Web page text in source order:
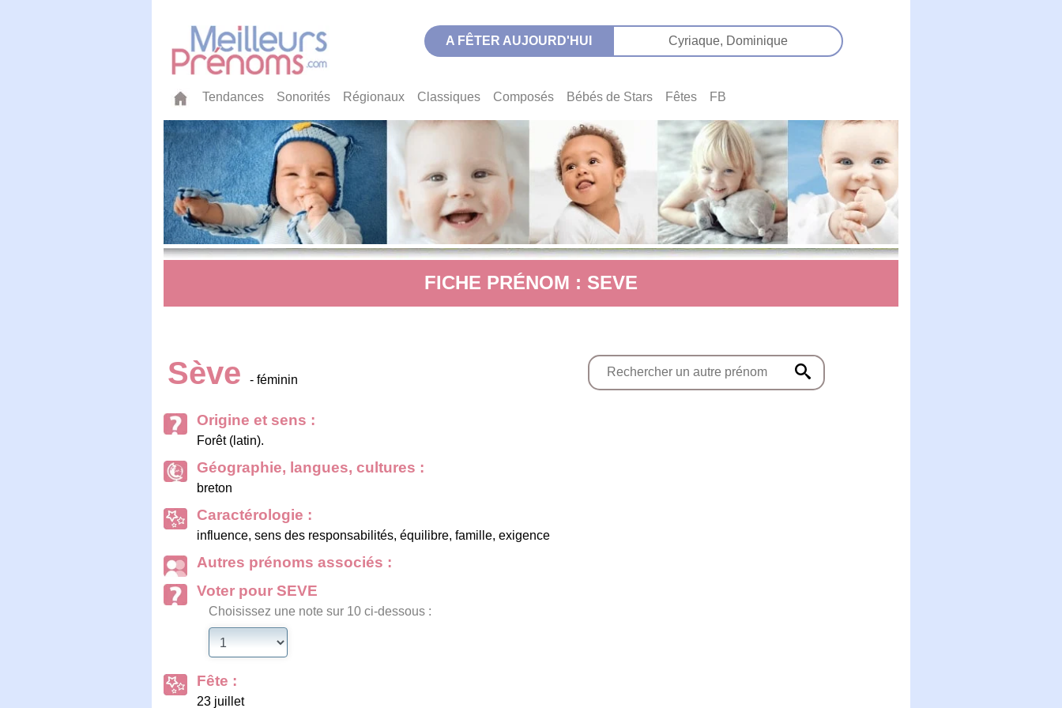
A FÊTER AUJOURD'HUI Cyriaque, Dominique
Tendances Sonorités Régionaux Classiques Composés Bébés de Stars Fêtes FB
FICHE PRÉNOM : SEVE
Sève - féminin
Origine et sens :
Forêt (latin).
Géographie, langues, cultures :
breton
Caractérologie :
influence, sens des responsabilités, équilibre, famille, exigence
Autres prénoms associés :
Voter pour SEVE
Choisissez une note sur 10 ci-dessous :
Fête :
23 juillet